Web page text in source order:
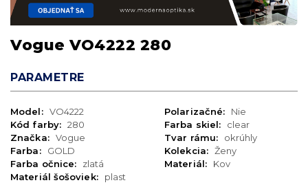
Vogue VO4222 280
PARAMETRE
Model: VO4222
Kód farby: 280
Značka: Vogue
Farba:
GOLD
Farba očnice:
zlatá
Materiál šošoviek:
plast
Polarizačné:
Nie
Farba skiel:
clear
Tvar rámu:
okrúhly
Kolekcia: Ženy
Materiál:
Kov